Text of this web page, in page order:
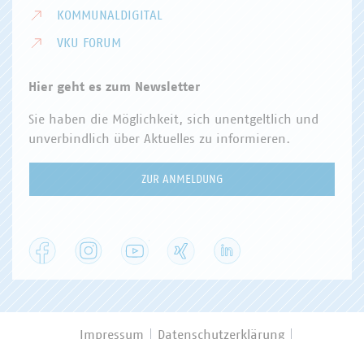
KOMMUNALDIGITAL
VKU FORUM
Hier geht es zum Newsletter
Sie haben die Möglichkeit, sich unentgeltlich und
unverbindlich über Aktuelles zu informieren.
ZUR ANMELDUNG
Facebook Instagram YouTube
Impressum Datenschutzerklärung